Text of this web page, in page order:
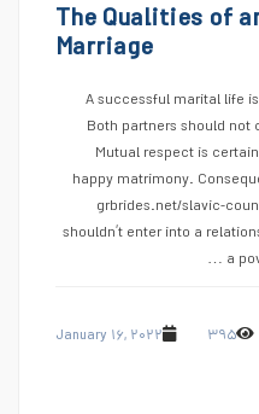
The Qualities of
Marriage
A successful marital life
Both partners should
Mutual respect is
happy matrimony.
grbrides.net/slavic-
shouldn’t enter into a
a
January ۱۶, ۲۰۲۲ ۳۹۵